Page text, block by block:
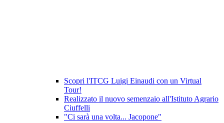
Scopri l'ITCG Luigi Einaudi con un Virtual
Tour!
Realizzato il nuovo semenzaio all'Istituto Agrario
Ciuffelli
"Ci sarà una volta... Jacopone"